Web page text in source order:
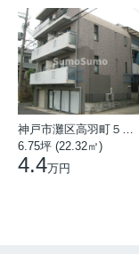
6.75坪 (22.32㎡)
4.4万円